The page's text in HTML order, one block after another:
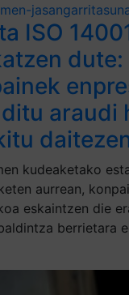
ISO
dute:
araudi
kudeaketako
aurrean,
eskaintzen die
berrietara